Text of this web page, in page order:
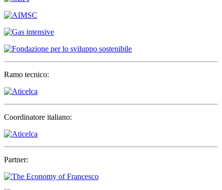
Ramo tecnico:
Coordinatore italiano:
Partner: